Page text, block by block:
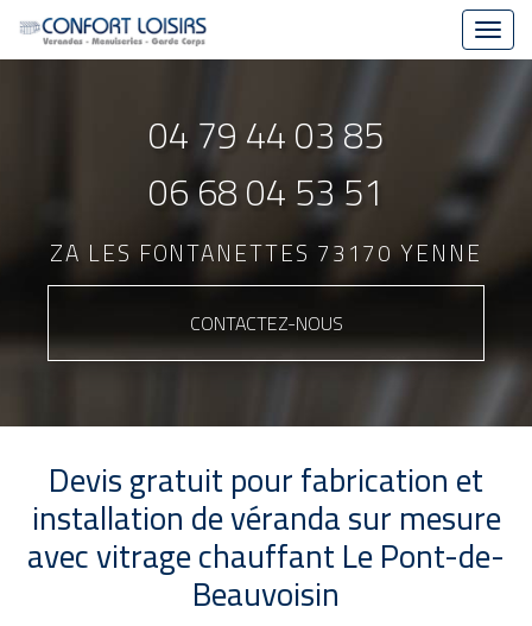
04 79 44 03 85
06 68 04 53 51
ZA LES FONTANETTES 73170 YENNE
CONTACTEZ-NOUS
Devis gratuit pour fabrication et
installation de véranda sur mesure
avec vitrage chauffant Le Pont-de-
Beauvoisin